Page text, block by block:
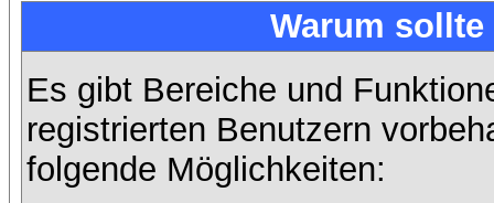
Warum
Es gibt Bereiche und
registrierten Benutzern
folgende Möglichkeiten: